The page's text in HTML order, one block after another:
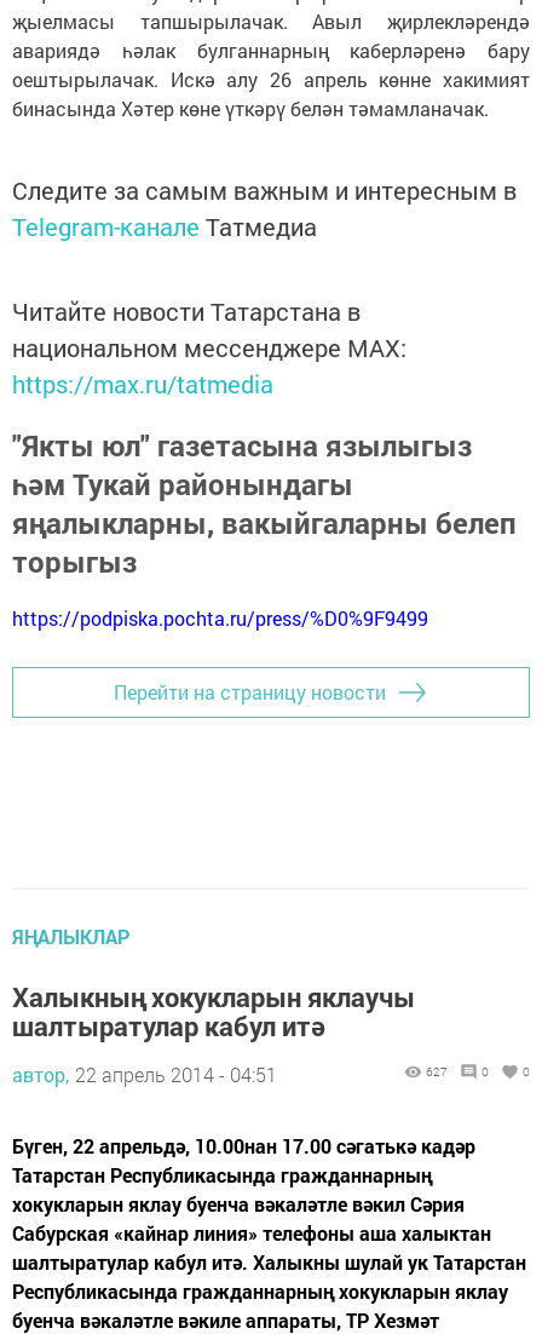
җыелмасы тапшырылачак. Авыл җирлекләрендә
авариядә һәлак булганнарның каберләренә бару
оештырылачак. Искә алу 26 апрель көнне хакимият
бинасында Хәтер көне үткәрү белән тәмамланачак.
Следите за самым важным и интересным в
Telegram-канале Татмедиа
Читайте новости Татарстана в
национальном мессенджере MАХ:
https://max.ru/tatmedia
"Якты юл" газетасына язылыгыз
һәм Тукай районындагы
яңалыкларны, вакыйгаларны белеп
торыгыз
https://podpiska.pochta.ru/press/%D0%9F9499
Перейти на страницу новости
ЯҢАЛЫКЛАР
Халыкның хокукларын яклаучы
шалтыратулар кабул итә
автор, 22 апрель 2014 - 04:51 627 0 0
Бүген, 22 апрельдә, 10.00нан 17.00 сәгатькә кадәр
Татарстан Республикасында гражданнарның
хокукларын яклау буенча вәкаләтле вәкил Сәрия
Сабурская «кайнар линия» телефоны аша халыктан
шалтыратулар кабул итә. Халыкны шулай ук Татарстан
Республикасында гражданнарның хокукларын яклау
буенча вәкаләтле вәкиле аппараты, ТР Хезмәт